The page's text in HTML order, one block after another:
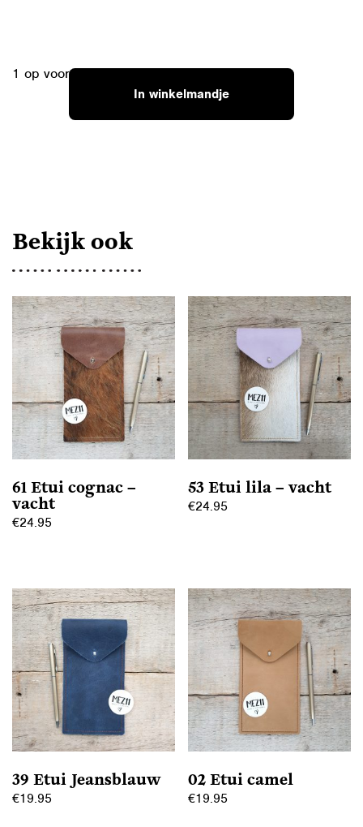
1 op voorraad
In winkelmandje
Bekijk ook
61 Etui cognac –
vacht
€24.95
53 Etui lila – vacht
€24.95
39 Etui Jeansblauw
€19.95
02 Etui camel
€19.95